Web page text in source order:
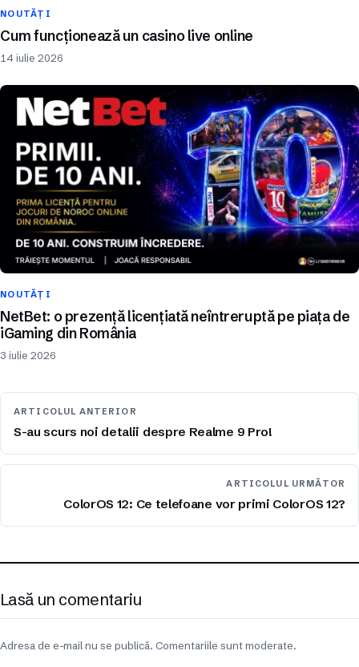
NOUTĂȚI
Cum funcționează un casino live online
14 iulie 2026
NOUTĂȚI
NetBet: o prezență licențiată neîntreruptă pe piața de
iGaming din România
3 iulie 2026
ARTICOLUL ANTERIOR
S-au scurs noi detalii despre Realme 9 Pro!
ARTICOLUL URMĂTOR
ColorOS 12: Ce telefoane vor primi ColorOS 12?
Lasă un comentariu
Adresa de e-mail nu se publică. Comentariile sunt moderate.